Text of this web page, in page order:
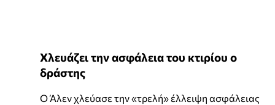
Χλευάζει την ασφάλεια του κτιρίου ο
δράστης
Ο Άλεν χλεύασε την «τρελή» έλλειψη ασφάλειας